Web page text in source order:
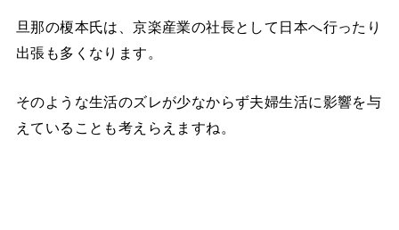
旦那の榎本氏は、京楽産業の社長として日本へ行ったり
出張も多くなります。
そのような生活のズレが少なからず夫婦生活に影響を与
えていることも考えらえますね。